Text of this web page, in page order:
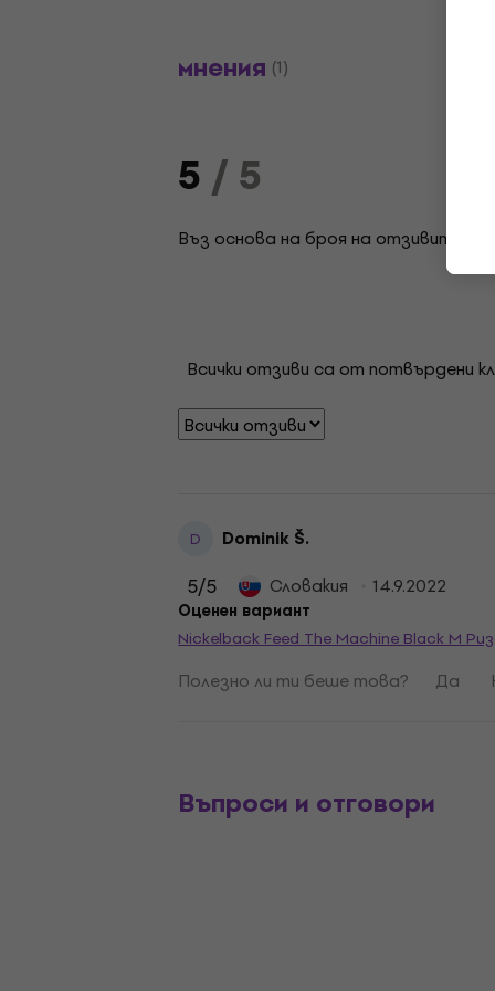
мнения (1)
5/ 5
Въз основа на броя на отзивите: 1
Всички отзиви са от потвърдени
D Dominik Š.
5/5 Словакия 14.9.2022
Оценен вариант
Nickelback Feed The Machine Black M
Полезно ли ти беше това? Да
Въпроси и отговори